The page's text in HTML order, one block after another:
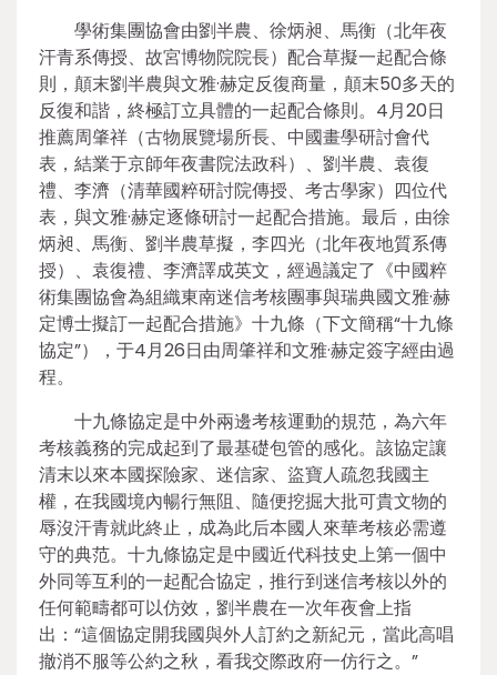
學術集團協會由劉半農、徐炳昶、馬衡（北年夜
汗青系傳授、故宮博物院院長）配合草擬一起配合條
則，顛末劉半農與文雅·赫定反復商量，顛末50多天的
反復和諧，終極訂立具體的一起配合條則。4月20日
推薦周肇祥（古物展覽場所長、中國畫學研討會代
表，結業于京師年夜書院法政科）、劉半農、袁復
禮、李濟（清華國粹研討院傳授、考古學家）四位代
表，與文雅·赫定逐條研討一起配合措施。最后，由徐
炳昶、馬衡、劉半農草擬，李四光（北年夜地質系傳
授）、袁復禮、李濟譯成英文，經過議定了《中國粹
術集團協會為組織東南迷信考核團事與瑞典國文雅·赫
定博士擬訂一起配合措施》十九條（下文簡稱“十九條
協定”），于4月26日由周肇祥和文雅·赫定簽字經由過
程。
十九條協定是中外兩邊考核運動的規范，為六年
考核義務的完成起到了最基礎包管的感化。該協定讓
清末以來本國探險家、迷信家、盜寶人疏忽我國主
權，在我國境內暢行無阻、隨便挖掘大批可貴文物的
辱沒汗青就此終止，成為此后本國人來華考核必需遵
守的典范。十九條協定是中國近代科技史上第一個中
外同等互利的一起配合協定，推行到迷信考核以外的
任何範疇都可以仿效，劉半農在一次年夜會上指
出：“這個協定開我國與外人訂約之新紀元，當此高唱
撤消不服等公約之秋，看我交際政府一仿行之。”